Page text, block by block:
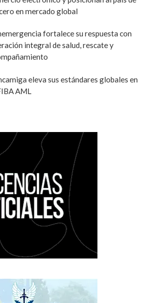
en mercado global
fortalece su respuesta con
integral de salud, rescate y
eleva sus estándares globales en
AML